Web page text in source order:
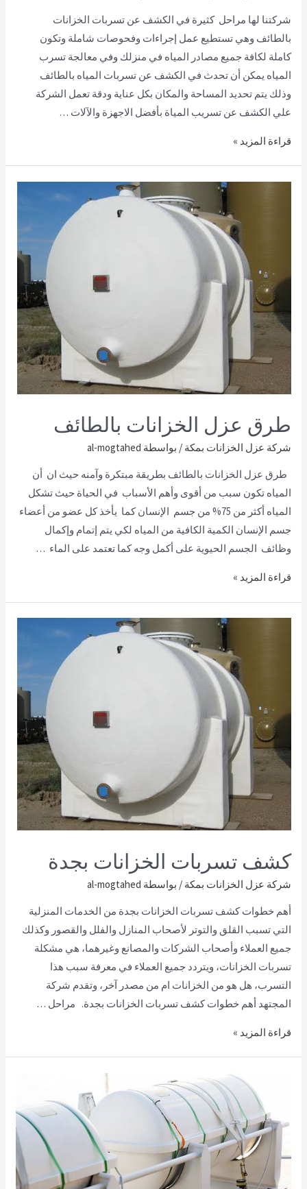
شركتنا لها مراحل كثيرة في الكشف عن تسربات الخزانات
بالطائف وهي تستطيع عمل إجراءات وفحوصات شاملة وتكون
كاملة لكافة جميع مصادر المياه في منزلك وفي معالجة تسرب
المياه يمكن أن تحدث في الكشف عن تسربات المياه بالطائف
وذلك يتم تحديد المساحة والمكان بكل عناية ودقة تعمل الشركة
علي الكشف عن تسريب المياة بأفضل الاجهزة والآلات …
قراءة المزيد »
طرق عزل الخزانات بالطائف
شركة عزل الخزانات بمكة / بواسطة al-mogtahed
طرق عزل الخزانات بالطائف بطريقة مبتكرة وآمنه حيث ان أن
المياه تكون سبب من أقوى وأهم الأسباب في الحياة حيث تشكل
المياه أكثر من 75% من جسم الإنسان كما يأخذ كل عضو من أعضاء
جسم الإنسان الكمية الكافية من المياه لكي يتم إتمام وإكمال
وظائف الجسم الحيوية على أكمل وجه كما تعتمد على الماء …
قراءة المزيد »
كشف تسربات الخزانات بجدة
شركة عزل الخزانات بمكة / بواسطة al-mogtahed
أهم خطوات كشف تسربات الخزانات بجدة من الخدمات المنزلية
التي تسبب القلق والتوتر لأصحاب المنازل والفلل والقصور وكذلك
جميع العملاء وأصحاب الشركات والمصانع وغيرهما، هي مشكلة
تسربات الخزانات، ويتردد جميع العملاء في معرفة سبب هذا
التسرب، هل هو من الخزانات ام من مصدر آخر، وتقدم شركة
المجتهد أهم خطوات كشف تسربات الخزانات بجدة. مراحل …
قراءة المزيد »